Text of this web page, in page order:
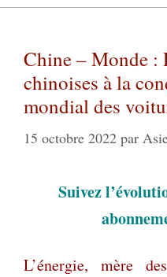
Chine – Monde :
chinoises à la
mondial des
15 octobre 2022 par
Suivez
L’énergie, mère